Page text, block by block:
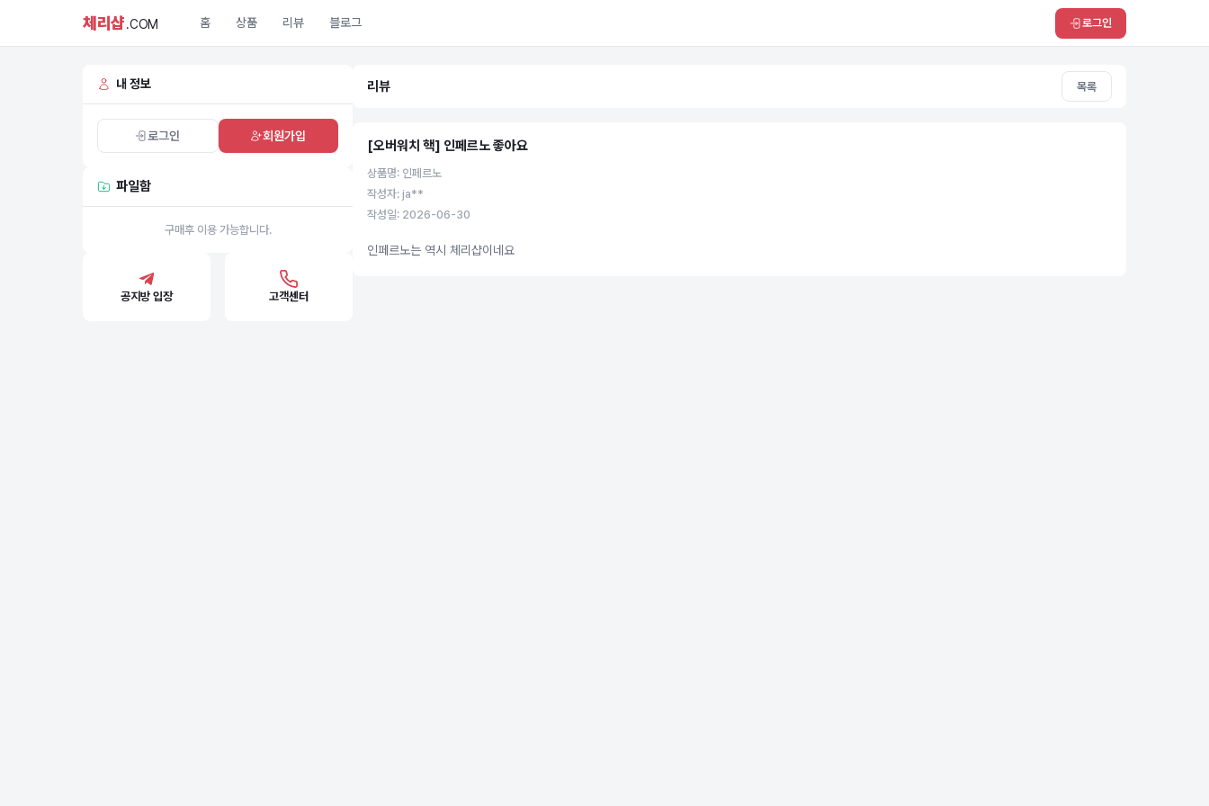
체리샵.COM 홈 상품 리뷰 블로그 로그인
내 정보
로그인 회원가입
파일함
구매후 이용 가능합니다.
공지방 입장 고객센터
리뷰 목록
[오버워치 핵] 인페르노 좋아요
상품명: 인페르노
작성자: ja**
작성일: 2026-06-30
인페르노는 역시 체리샵이네요